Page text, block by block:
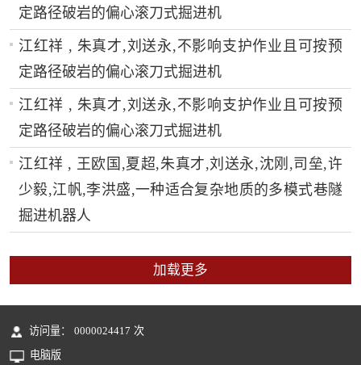
定路径破岩的偏心滚刀式掘进机
江红祥 , 朱真才,刘送永,不影响支护作业且可按预
定路径破岩的偏心滚刀式掘进机
江红祥 , 朱真才,刘送永,不影响支护作业且可按预
定路径破岩的偏心滚刀式掘进机
江红祥 , 王欧国,夏超,朱真才,刘送永,沈刚,司垒,许
少毅,江帆,李洪盛,一种适合复杂地质的多模式巷隧
掘进机器人
加载更多
访问量： 0000024417 次
电脑版